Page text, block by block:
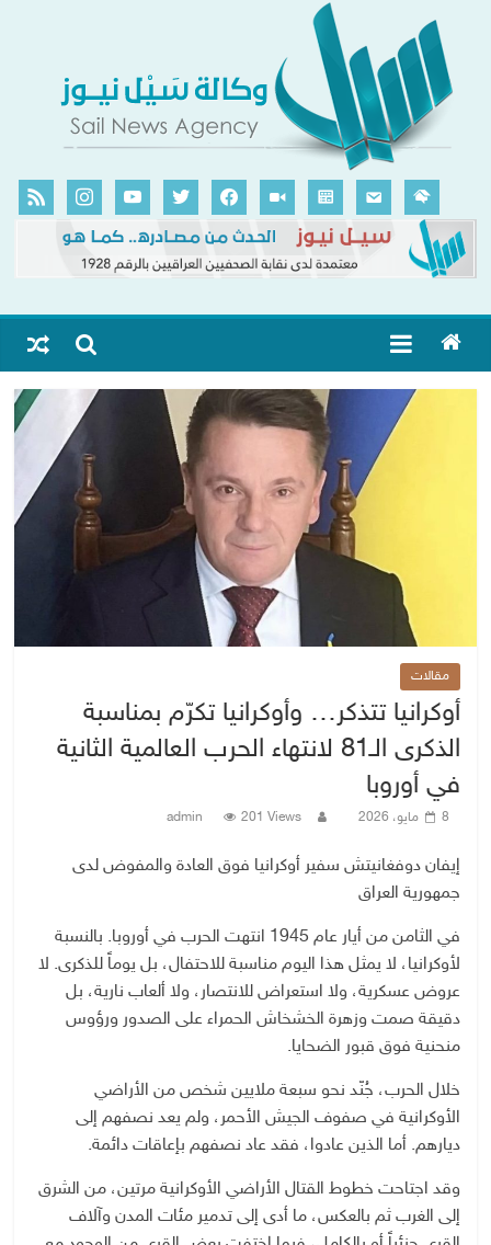
مقالات
أوكرانيا تتذكر… وأوكرانيا تكرّم بمناسبة
الذكرى الـ81 لانتهاء الحرب العالمية الثانية
في أوروبا
8 مايو، 2026 admin 201 Views
إيفان دوفغانيتش سفير أوكرانيا فوق العادة والمفوض لدى
جمهورية العراق
في الثامن من أيار عام 1945 انتهت الحرب في أوروبا. بالنسبة
لأوكرانيا، لا يمثل هذا اليوم مناسبة للاحتفال، بل يوماً للذكرى. لا
عروض عسكرية، ولا استعراض للانتصار، ولا ألعاب نارية، بل
دقيقة صمت وزهرة الخشخاش الحمراء على الصدور ورؤوس
منحنية فوق قبور الضحايا.
خلال الحرب، جُنّد نحو سبعة ملايين شخص من الأراضي
الأوكرانية في صفوف الجيش الأحمر، ولم يعد نصفهم إلى
ديارهم. أما الذين عادوا، فقد عاد نصفهم بإعاقات دائمة.
وقد اجتاحت خطوط القتال الأراضي الأوكرانية مرتين، من الشرق
إلى الغرب ثم بالعكس، ما أدى إلى تدمير مئات المدن وآلاف